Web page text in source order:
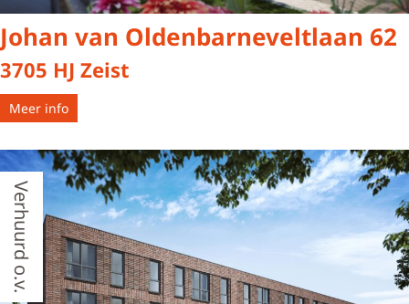
Johan van Oldenbarneveltlaan 62
3705 HJ Zeist
Meer info
Verhuurd o.v.